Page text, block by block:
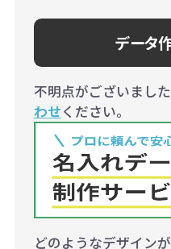
データ
不明点がございまし
わせください。
どのようなデザイン